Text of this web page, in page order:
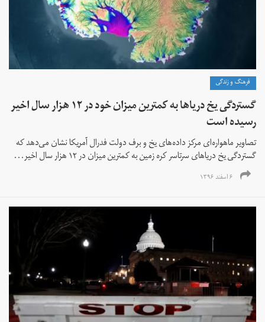
فرهنگ و زندگی
گستردگی یخ دریاها به کمترین میزان خود در ۱۲ هزار سال اخیر
رسیده است
تصاویر ماهواره‌ای مرکز داده‌های یخ و برف دولت فدرال آمریکا نشان می‌دهد که
گستردگی یخ دریاهای سرتاسر کره زمین به کمترین میزان در ۱۲ هزار سال اخیر...
۶ اسفند ۱۳۹۶